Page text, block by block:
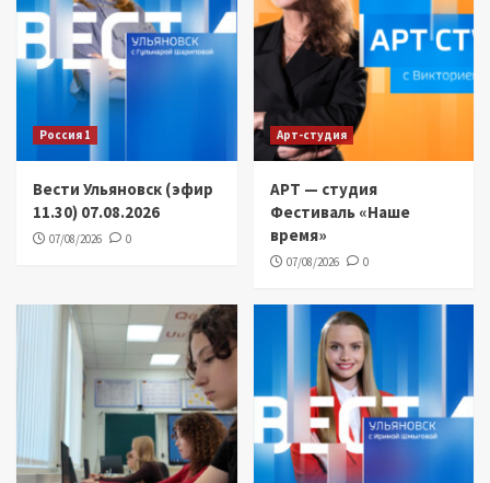
Россия 1
Вести Ульяновск (эфир
11.30) 07.08.2026
07/08/2026 0
Арт-студия
АРТ — студия
Фестиваль «Наше
время»
07/08/2026 0